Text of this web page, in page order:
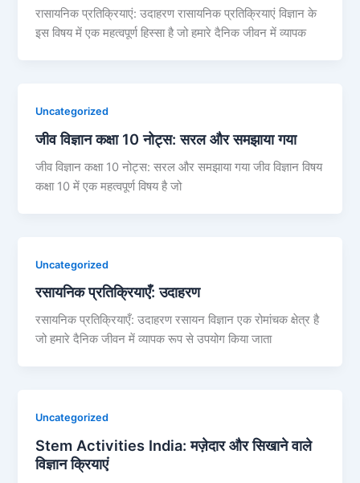
रासायनिक प्रतिक्रियाएं: उदाहरण रासायनिक प्रतिक्रियाएं विज्ञान के
इस विषय में एक महत्वपूर्ण हिस्सा है जो हमारे दैनिक जीवन में व्यापक
Uncategorized
जीव विज्ञान कक्षा 10 नोट्स: सरल और समझाया गया
जीव विज्ञान कक्षा 10 नोट्स: सरल और समझाया गया जीव विज्ञान विषय
कक्षा 10 में एक महत्वपूर्ण विषय है जो
Uncategorized
रसायनिक प्रतिक्रियाएँ: उदाहरण
रसायनिक प्रतिक्रियाएँ: उदाहरण रसायन विज्ञान एक रोमांचक क्षेत्र है
जो हमारे दैनिक जीवन में व्यापक रूप से उपयोग किया जाता
Uncategorized
Stem Activities India: मज़ेदार और सिखाने वाले
विज्ञान क्रियाएं